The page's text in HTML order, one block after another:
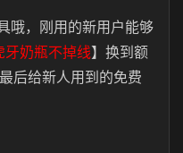
哦，刚用的新用户能够
牙奶瓶不掉线】换到额
后给新人用到的免费